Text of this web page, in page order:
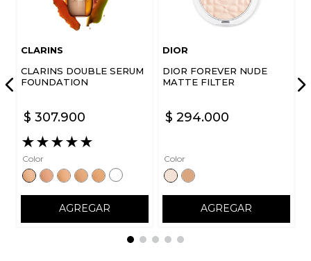
CLARINS
CLARINS DOUBLE SERUM
FOUNDATION
$ 307.900
★★★★★
Color
AGREGAR
DIOR
DIOR FOREVER NUDE
MATTE FILTER
$ 294.000
Color
AGREGAR